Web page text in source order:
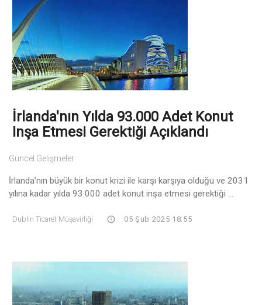
İrlanda'nın Yılda 93.000 Adet Konut
Inşa Etmesi Gerektiği Açıklandı
Güncel Gelişmeler
İrlanda’nın büyük bir konut krizi ile karşı karşıya olduğu ve 2031
yılına kadar yılda 93.000 adet konut inşa etmesi gerektiği ...
Dublin Ticaret Müşavirliği 05 Şub 2025 18:55